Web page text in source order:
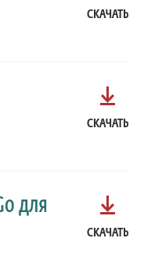
СКАЧАТЬ
СКАЧАТЬ
для
СКАЧАТЬ